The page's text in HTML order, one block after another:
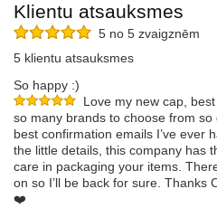
Klientu atsauksmes
5 no 5 zvaigznēm
5 klientu atsauksmes
So happy :)
Love my new cap,
so many brands to choose from
best confirmation emails I’ve ever
the little details, this company has
care in packaging your items.
on so I’ll be back for sure. Thanks
❤️